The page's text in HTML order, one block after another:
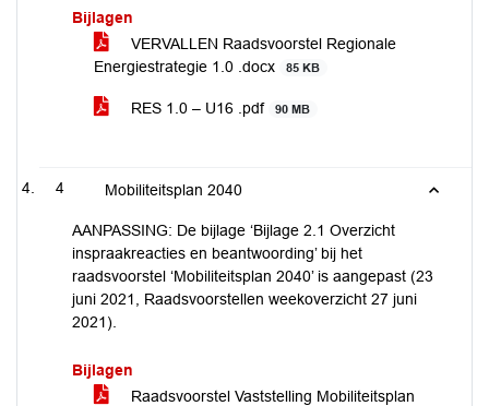
Bijlagen
VERVALLEN Raadsvoorstel Regionale
Energiestrategie 1.0 .docx
85 KB
RES 1.0 – U16 .pdf 90 MB
4 Mobiliteitsplan 2040
AANPASSING: De bijlage ‘Bijlage 2.1 Overzicht
inspraakreacties en beantwoording’ bij het
raadsvoorstel ‘Mobiliteitsplan 2040’ is aangepast (23
juni 2021, Raadsvoorstellen weekoverzicht 27 juni
2021).
Bijlagen
Raadsvoorstel Vaststelling Mobiliteitsplan